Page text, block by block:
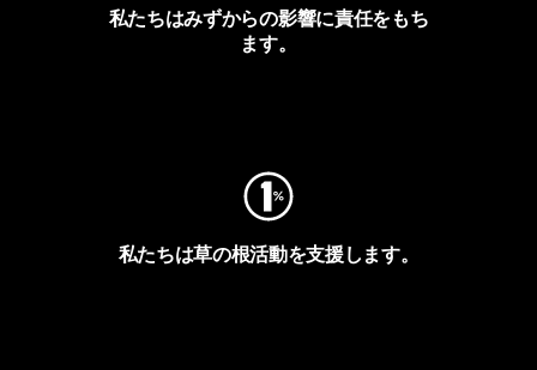
私たちはみずからの影響に責任をもち
ます。
私たちは草の根活動を支援します。